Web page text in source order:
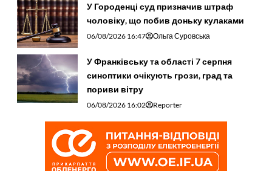
У Городенці суд призначив штраф
чоловіку, що побив доньку кулаками
06/08/2026 16:47 Ольга Суровська
У Франківську та області 7 серпня
синоптики очікують грози, град та
пориви вітру
06/08/2026 16:02 Reporter